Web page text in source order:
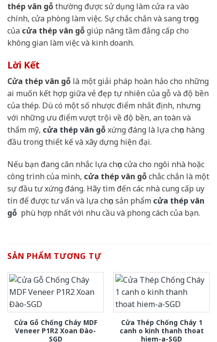
thép vân gỗthường được sử dụng làm cửa ra vào
chính, cửa phòng làm việc. Sự chắc chắn và sang trọng
của cửa thép vân gỗgiúp nâng tầm đẳng cấp cho
không gian làm việc và kinh doanh.
Lời Kết
Cửa thép vân gỗ là một giải pháp hoàn hảo cho những
ai muốn kết hợp giữa vẻ đẹp tự nhiên của gỗ và độ bền
của thép. Dù có một số nhược điểm nhất định, nhưng
với những ưu điểm vượt trội về độ bền, an toàn và
thẩm mỹ, cửa thép vân gỗxứng đáng là lựa chọn hàng
đầu trong thiết kế và xây dựng hiện đại.
Nếu bạn đang cân nhắc lựa chọn cửa cho ngôi nhà hoặc
công trình của mình, cửa thép vân gỗchắc chắn là một
sự đầu tư xứng đáng. Hãy tìm đến các nhà cung cấp uy
tín để được tư vấn và lựa chọn sản phẩm cửa thép vân
gỗ phù hợp nhất với nhu cầu và phong cách của bạn.
SẢN PHẨM TƯƠNG TỰ
Cửa Gỗ Chống Cháy MDF
Veneer P1R2 Xoan Đào-
SGD
Cửa Thép Chống Cháy 1
canh o kinh thanh thoat
hiem-a-SGD